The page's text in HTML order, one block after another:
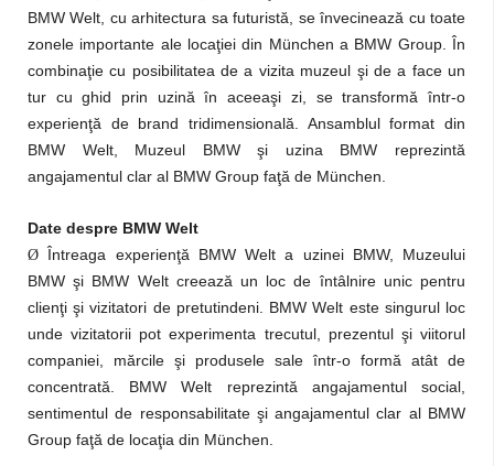
BMW Welt, cu arhitectura sa futuristă, se învecinează cu toate
zonele importante ale locaţiei din München a BMW Group. În
combinaţie cu posibilitatea de a vizita muzeul şi de a face un
tur cu ghid prin uzină în aceeaşi zi, se transformă într-o
experienţă de brand tridimensională. Ansamblul format din
BMW Welt, Muzeul BMW şi uzina BMW reprezintă
angajamentul clar al BMW Group faţă de München.
Date despre BMW Welt
Ø Întreaga experienţă BMW Welt a uzinei BMW, Muzeului
BMW şi BMW Welt creează un loc de întâlnire unic pentru
clienţi şi vizitatori de pretutindeni. BMW Welt este singurul loc
unde vizitatorii pot experimenta trecutul, prezentul şi viitorul
companiei, mărcile şi produsele sale într-o formă atât de
concentrată. BMW Welt reprezintă angajamentul social,
sentimentul de responsabilitate şi angajamentul clar al BMW
Group faţă de locaţia din München.